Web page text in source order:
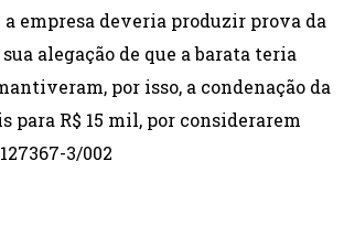
a empresa deveria produzir prova da
alegação de que a barata teria
por isso, a condenação da
para R$ 15 mil, por considerarem
3/002